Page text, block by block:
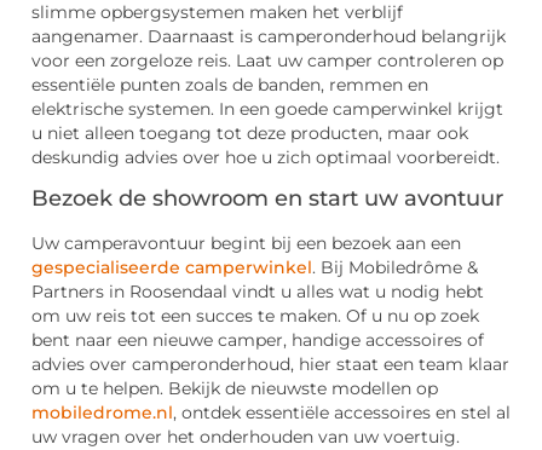
slimme opbergsystemen maken het verblijf
aangenamer. Daarnaast is camperonderhoud belangrijk
voor een zorgeloze reis. Laat uw camper controleren op
essentiële punten zoals de banden, remmen en
elektrische systemen. In een goede camperwinkel krijgt
u niet alleen toegang tot deze producten, maar ook
deskundig advies over hoe u zich optimaal voorbereidt.
Bezoek de showroom en start uw avontuur
Uw camperavontuur begint bij een bezoek aan een
gespecialiseerde camperwinkel. Bij Mobiledrôme &
Partners in Roosendaal vindt u alles wat u nodig hebt
om uw reis tot een succes te maken. Of u nu op zoek
bent naar een nieuwe camper, handige accessoires of
advies over camperonderhoud, hier staat een team klaar
om u te helpen. Bekijk de nieuwste modellen op
mobiledrome.nl, ontdek essentiële accessoires en stel al
uw vragen over het onderhouden van uw voertuig.